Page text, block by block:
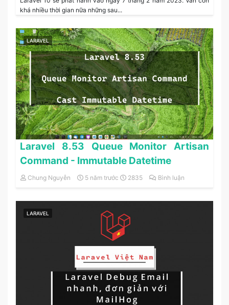
khá nhiều thời gian nữa những sau...
LARAVEL
Laravel 8.53 Queue Monitor Artisan
Command - Immutable Datetime
Chung Nguyễn 5 năm trước 2835 Bình luận
LARAVEL